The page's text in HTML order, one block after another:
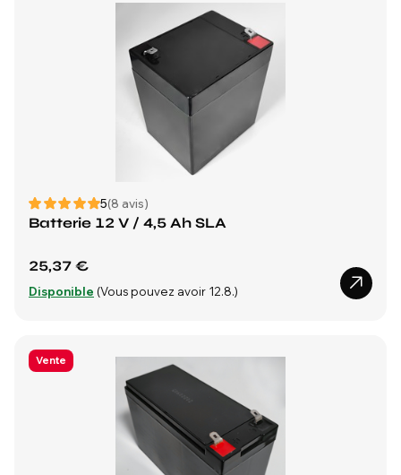
5(8 avis)
Batterie 12 V / 4,5 Ah SLA
25,37 €
Disponible (Vous pouvez avoir 12.8.)
Vente